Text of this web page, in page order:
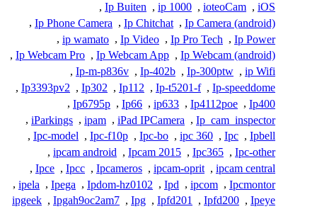
iOS
,
ioteoCam
,
ip 1000
,
Ip Buiten
,
Ip Camera (android)
,
Ip Chitchat
,
Ip Phone Camera
,
Ip Power
,
Ip Pro Tech
,
Ip Video
,
ip wamato
,
Ip Webcam (android)
,
Ip Webcam App
,
Ip Webcam Pro
,
ip Wifi
,
Ip-300ptw
,
Ip-402b
,
Ip-m-p836v
,
Ip-speeddome
,
Ip-t5201-f
,
Ip112
,
Ip302
,
Ip3393pv2
,
Ip400
,
Ip4112poe
,
ip633
,
Ip66
,
Ip6795p
,
Ip_cam_inspector
,
iPad IPCamera
,
ipam
,
iParkings
,
Ipbell
,
Ipc
,
ipc 360
,
Ipc-bo
,
Ipc-f10p
,
Ipc-model
,
Ipc-other
,
Ipc365
,
Ipcam 2015
,
ipcam android
,
ipcam central
,
ipcam-oprit
,
Ipcameros
,
Ipcc
,
Ipce
,
Ipcmontor
,
ipcom
,
Ipd
,
Ipdom-hz0102
,
Ipega
,
ipela
,
Ipeye
,
Ipfd200
,
Ipfd201
,
Ipg
,
Ipgah9oc2am7
,
ipgeek